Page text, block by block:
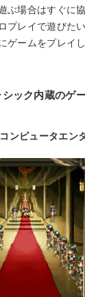
ぶ場合はすぐに
プレイで遊びた
ゲームをプレイ
ック内蔵のゲ
ンピュータエン